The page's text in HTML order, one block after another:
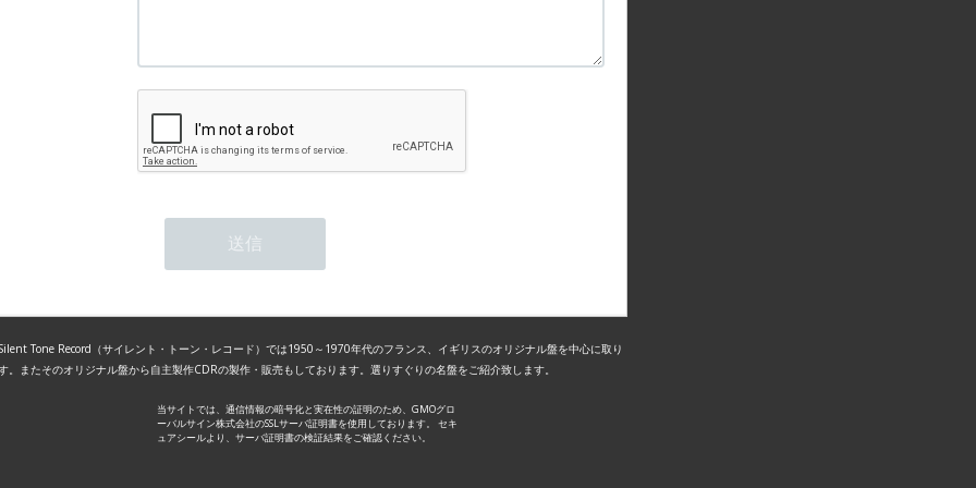
Tone Record（サイレント・トーン・レコード）では1950～1970年代のフランス、イギリスのオリジナル盤を中心に取り
。またそのオリジナル盤から自主製作CDRの製作・販売もしております。選りすぐりの名盤をご紹介致します。
当サイトでは、通信情報の暗号化と実在性の証明のため、GMOグロ
ーバルサイン株式会社のSSLサーバ証明書を使用しております。 セキ
ュアシールより、サーバ証明書の検証結果をご確認ください。